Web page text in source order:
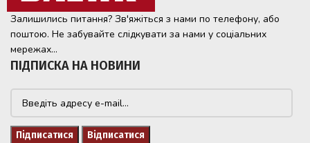
Залишились питання? Зв'яжіться з нами по телефону, або
поштою. Не забувайте слідкувати за нами у соціальних
мережах...
ПІДПИСКА НА НОВИНИ